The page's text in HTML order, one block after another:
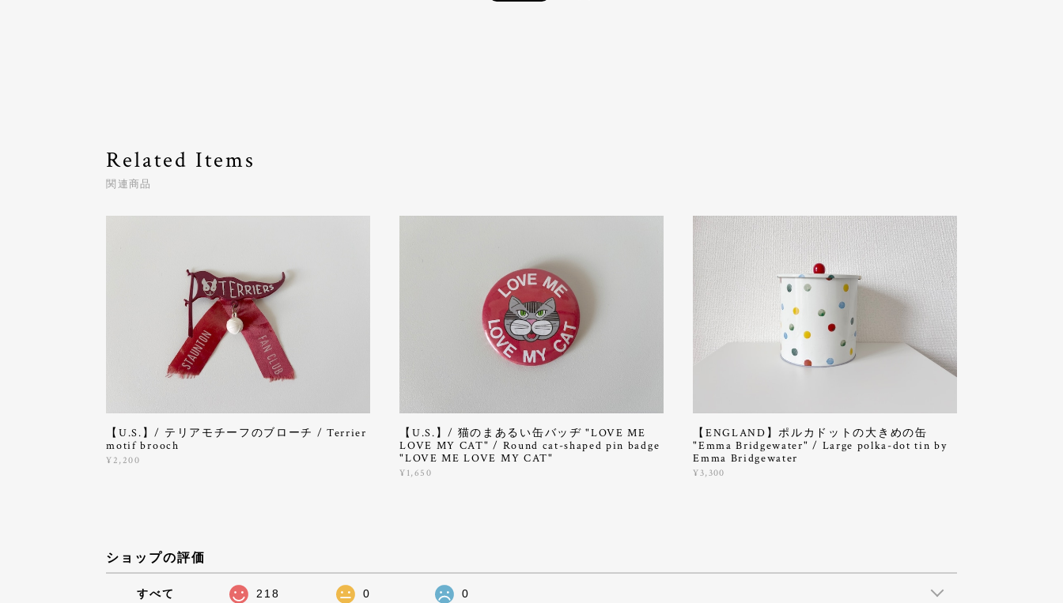
Related Items
関連商品
【U.S.】/ テリアモチーフのブローチ / Terrier
motif brooch
¥2,200
【U.S.】/ 猫のまあるい缶バッヂ "LOVE ME
LOVE MY CAT" / Round cat-shaped pin badge
"LOVE ME LOVE MY CAT"
¥1,650
【ENGLAND】ポルカドットの大きめの缶
"Emma Bridgewater" / Large polka-dot tin by
Emma Bridgewater
¥3,300
ショップの評価
すべて 218 0 0